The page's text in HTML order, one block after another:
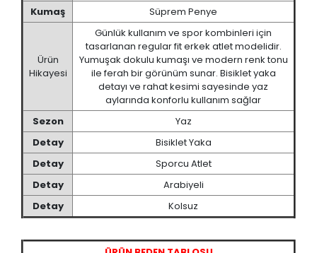
Kumaş
Süprem Penye
Ürün
Hikayesi
Günlük kullanım ve spor kombinleri için
tasarlanan regular fit erkek atlet modelidir.
Yumuşak dokulu kumaşı ve modern renk tonu
ile ferah bir görünüm sunar. Bisiklet yaka
detayı ve rahat kesimi sayesinde yaz
aylarında konforlu kullanım sağlar
Sezon
Yaz
Detay
Bisiklet Yaka
Detay
Sporcu Atlet
Detay
Arabiyeli
Detay
Kolsuz